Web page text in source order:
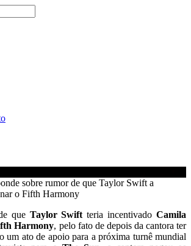
sobre rumor de que Taylor Swift a
o Fifth Harmony
que Taylor Swift teria incentivado Camila
Harmony, pelo fato de depois da cantora ter
um ato de apoio para a próxima turnê mundial